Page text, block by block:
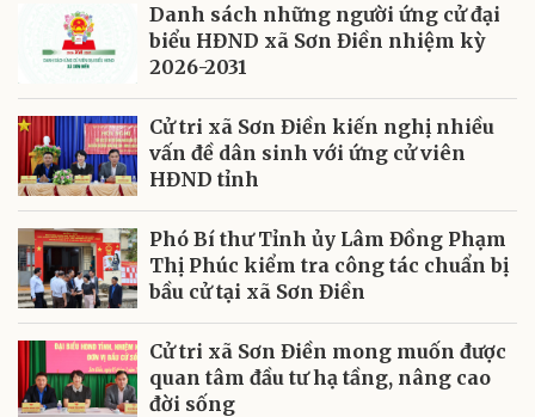
Danh sách những người ứng cử đại
biểu HĐND xã Sơn Điền nhiệm kỳ
2026-2031
Cử tri xã Sơn Điền kiến nghị nhiều
vấn đề dân sinh với ứng cử viên
HĐND tỉnh
Phó Bí thư Tỉnh ủy Lâm Đồng Phạm
Thị Phúc kiểm tra công tác chuẩn bị
bầu cử tại xã Sơn Điền
Cử tri xã Sơn Điền mong muốn được
quan tâm đầu tư hạ tầng, nâng cao
đời sống